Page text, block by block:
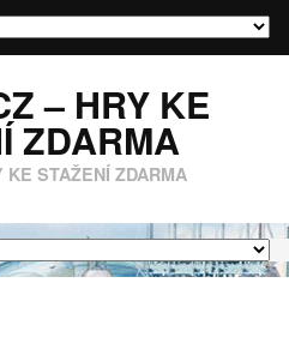
– HRY KE
ZDARMA
KE STAŽENÍ ZDARMA